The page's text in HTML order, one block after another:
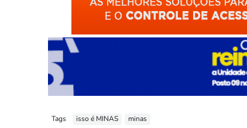
Tags isso é MINAS minas